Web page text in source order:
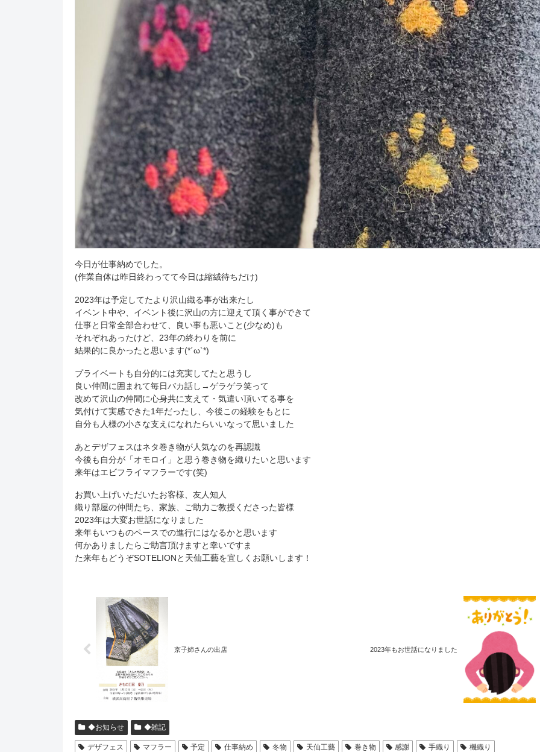
今日が仕事納めでした。
(作業自体は昨日終わってて今日は縮絨待ちだけ)
2023年は予定してたより沢山織る事が出来たし
イベント中や、イベント後に沢山の方に迎えて頂く事ができて
仕事と日常全部合わせて、良い事も悪いこと(少なめ)も
それぞれあったけど、23年の終わりを前に
結果的に良かったと思います(*´ω`*)
プライベートも自分的には充実してたと思うし
良い仲間に囲まれて毎日バカ話し→ゲラゲラ笑って
改めて沢山の仲間に心身共に支えて・気遣い頂いてる事を
気付けて実感できた1年だったし、今後この経験をもとに
自分も人様の小さな支えになれたらいいなって思いました
あとデザフェスはネタ巻き物が人気なのを再認識
今後も自分が「オモロイ」と思う巻き物を織りたいと思います
来年はエビフライマフラーです(笑)
お買い上げいただいたお客様、友人知人
織り部屋の仲間たち、家族、ご助力ご教授くださった皆様
2023年は大変お世話になりました
来年もいつものペースでの進行にはなるかと思います
何かありましたらご助言頂けますと幸いですま
た来年もどうぞSOTELIONと天仙工藝を宜しくお願いします！
京子姉さんの出店 2023年もお世話になりました
◆お知らせ ◆雑記
デザフェス マフラー 予定 仕事納め 冬物 天仙工藝 巻き物 感謝 手織り 機織り